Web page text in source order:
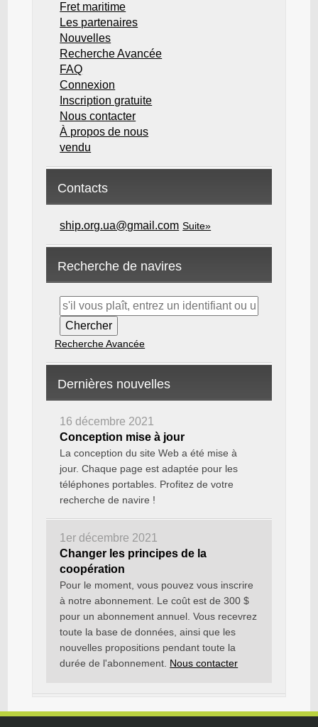
Fret maritime
Les partenaires
Nouvelles
Recherche Avancée
FAQ
Connexion
Inscription gratuite
Nous contacter
À propos de nous
vendu
Contacts
ship.org.ua@gmail.com Suite»
Recherche de navires
Recherche Avancée
Dernières nouvelles
16 décembre 2021
Conception mise à jour
La conception du site Web a été mise à
jour. Chaque page est adaptée pour les
téléphones portables. Profitez de votre
recherche de navire !
1er décembre 2021
Changer les principes de la
coopération
Pour le moment, vous pouvez vous inscrire
à notre abonnement. Le coût est de 300 $
pour un abonnement annuel. Vous recevrez
toute la base de données, ainsi que les
nouvelles propositions pendant toute la
durée de l'abonnement. Nous contacter